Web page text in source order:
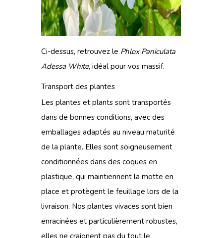
Ci-dessus, retrouvez le Phlox Paniculata
Adessa White, idéal pour vos massif.
Transport des plantes
Les plantes et plants sont transportés
dans de bonnes conditions, avec des
emballages adaptés au niveau maturité
de la plante. Elles sont soigneusement
conditionnées dans des coques en
plastique, qui maintiennent la motte en
place et protègent le feuillage lors de la
livraison. Nos plantes vivaces sont bien
enracinées et particulièrement robustes,
elles ne craignent pas du tout le